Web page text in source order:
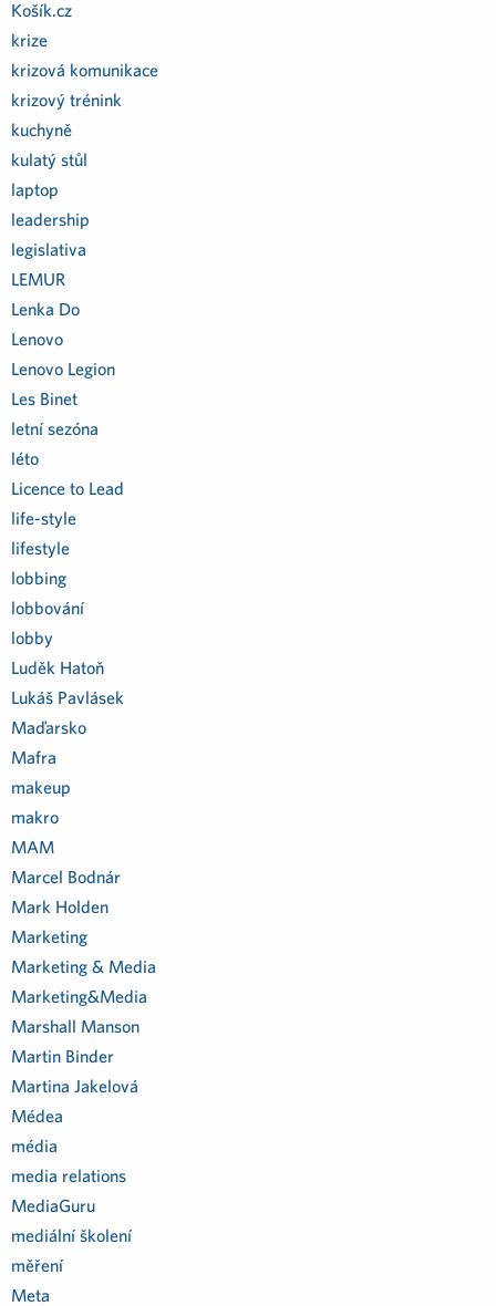
Košík.cz
krize
krizová komunikace
krizový trénink
kuchyně
kulatý stůl
laptop
leadership
legislativa
LEMUR
Lenka Do
Lenovo
Lenovo Legion
Les Binet
letní sezóna
léto
Licence to Lead
life-style
lifestyle
lobbing
lobbování
lobby
Luděk Hatoň
Lukáš Pavlásek
Maďarsko
Mafra
makeup
makro
MAM
Marcel Bodnár
Mark Holden
Marketing
Marketing & Media
Marketing&Media
Marshall Manson
Martin Binder
Martina Jakelová
Médea
média
media relations
MediaGuru
mediální školení
měření
Meta